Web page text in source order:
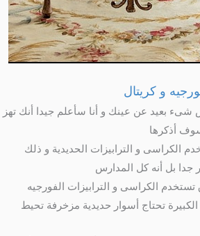
و كريتال
بعيد عن عينك و أنا سأعلم جيدا أنك تهز
أذكرها
الكراسى و الترابيزات الحديدية و ذلك
جدا بل أنه كل المدارس
الكراسى و الترابيزات الفورجيه
تحتاج أسوار حديدية مزخرفة تحيط